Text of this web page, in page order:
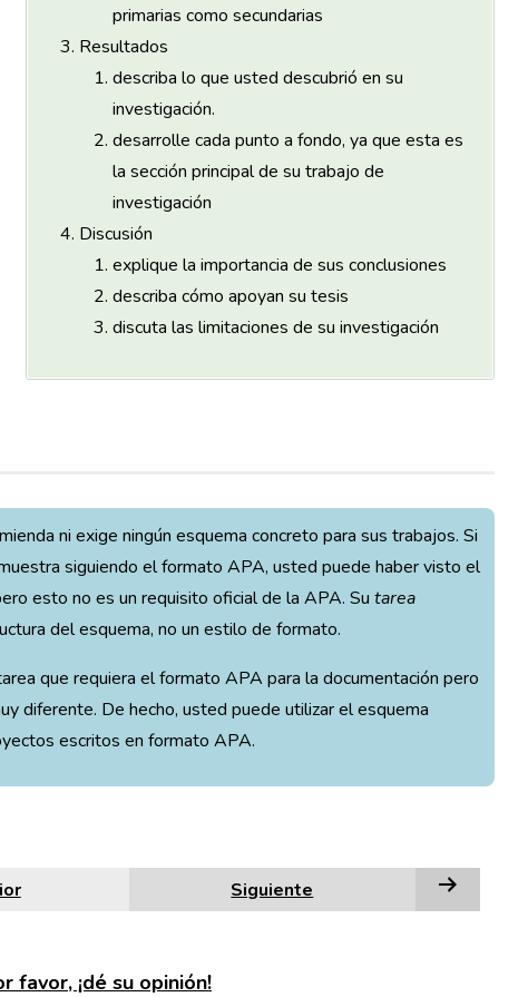
primarias como secundarias
Resultados
describa lo que usted descubrió en su
investigación.
desarrolle cada punto a fondo, ya que esta es
la sección principal de su trabajo de
investigación
Discusión
explique la importancia de sus conclusiones
describa cómo apoyan su tesis
discuta las limitaciones de su investigación
ni exige ningún esquema concreto para sus trabajos. Si
siguiendo el formato APA, usted puede haber visto el
esto no es un requisito oficial de la APA. Su tarea
del esquema, no un estilo de formato.
que requiera el formato APA para la documentación pero
diferente. De hecho, usted puede utilizar el esquema
escritos en formato APA.
Siguiente
favor, ¡dé su opinión!